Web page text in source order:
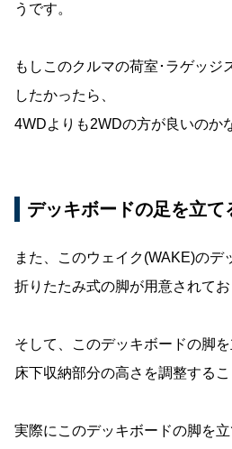
うです。
もしこのクルマの荷室･ラゲッジ
したかったら、
4WDよりも2WDの方が良いのか
デッキボードの足を立て
また、このウェイク(WAKE)のデ
折りたたみ式の脚が用意されてお
そして、このデッキボードの脚を
床下収納部分の高さを調整するこ
実際にこのデッキボードの脚を